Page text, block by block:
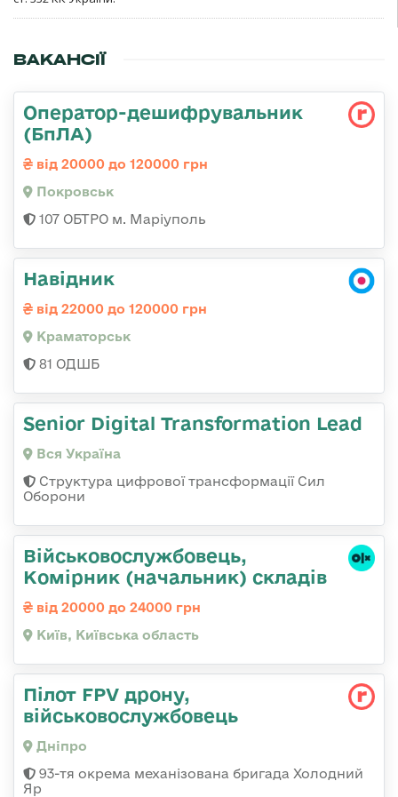
ВАКАНСІЇ
Оператор-дешифрувальник
(БпЛА)
від 20000 до 120000 грн
Покровськ
107 ОБТРО м. Маріуполь
Навідник
від 22000 до 120000 грн
Краматорськ
81 ОДШБ
Senior Digital Transformation Lead
Вся Україна
Структура цифрової трансформації Сил
Оборони
Військовослужбовець,
Комірник (начальник) складів
від 20000 до 24000 грн
Київ, Київська область
Пілот FPV дрону,
військовослужбовець
Дніпро
93-тя окрема механізована бригада Холодний
Яр